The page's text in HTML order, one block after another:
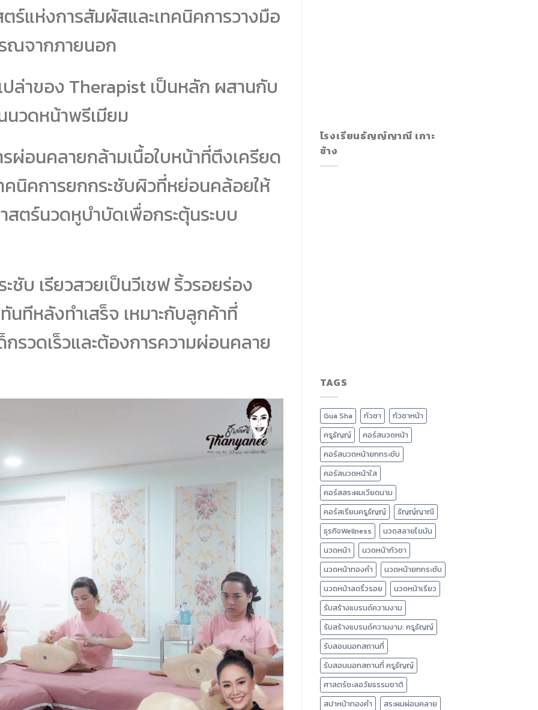
ร์แห่งการสัมผัสและเทคนิคการวางมือ
ณจากภายนอก
ล่าของ Therapist เป็นหลัก ผสานกับ
วดหน้าพรีเมียม
ผ่อนคลายกล้ามเนื้อใบหน้าที่ตึงเครียด
นิคการยกกระชับผิวที่หย่อนคล้อยให้
ตร์นวดหูบำบัดเพื่อกระตุ้นระบบ
ชับ เรียวสวยเป็นวีเชฟ ริ้วรอยร่อง
ทีหลังทำเสร็จ เหมาะกับลูกค้าที่
รวดเร็วและต้องการความผ่อนคลาย
โรงเรียนธัญญ์ญาณี เกาะ
ช้าง
TAGS
Gua Sha กัวซา
กัวซาหน้า
ครูธัญญ์
คอร์สนวดหน้า
คอร์สนวดหน้ายกกระชับ
คอร์สนวดหน้าใส
คอร์สสระผมเวียดนาม
คอร์สเรียนครูธัญญ์
ธัญญ์ญาณี
ธุรกิจWellness
นวดสลายไขมัน
นวดหน้า
นวดหน้ากัวซา
นวดหน้าทองคำ
นวดหน้ายกกระชับ
นวดหน้าลดริ้วรอย
นวดหน้าเรียว
รับสร้างแบรนด์ความงาม
รับสร้างแบรนด์ความงาม: ครูธัญญ์
รับสอนนอกสถานที่
รับสอนนอกสถานที่ ครูธัญญ์
ศาสตร์ชะลอวัยธรรมชาติ
สปาหน้าทองคำ
สระผมผ่อนคลาย